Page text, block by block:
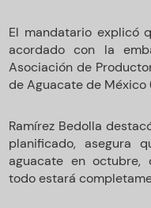
El mandatario explicó
acordado con la
Asociación de
de Aguacate de México
Ramírez Bedolla
planificado, asegura
aguacate en octubre,
todo estará